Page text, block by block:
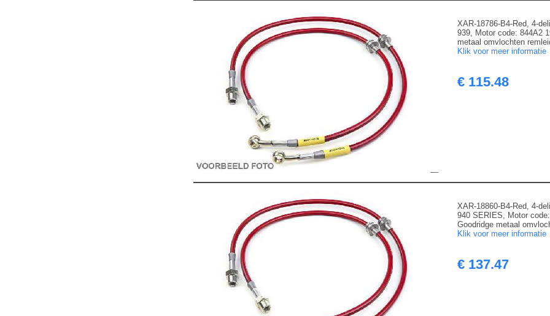
XAR-18786-B4-Red, 4-
939, Motor code: 844A2
metaal omvlochten
Klik voor meer informatie
€ 115.48
XAR-18860-B4-Red, 4-
940 SERIES, Motor
Goodridge metaal
Klik voor meer informatie
€ 137.47